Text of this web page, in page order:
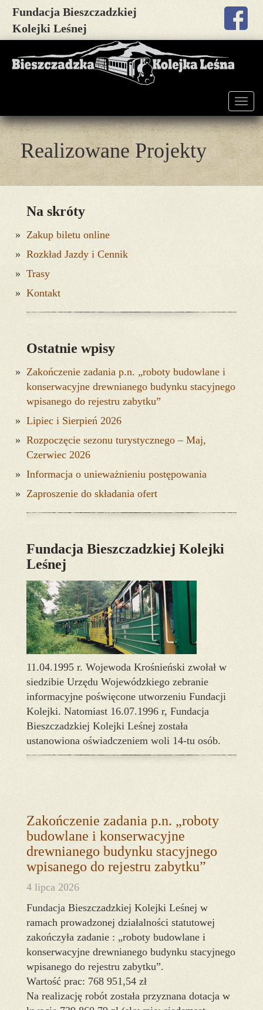
Fundacja Bieszczadzkiej
Kolejki Leśnej
Realizowane Projekty
Na skróty
Zakup biletu online
Rozkład Jazdy i Cennik
Trasy
Kontakt
Ostatnie wpisy
Zakończenie zadania p.n. „roboty budowlane i
konserwacyjne drewnianego budynku stacyjnego
wpisanego do rejestru zabytku”
Lipiec i Sierpień 2026
Rozpoczęcie sezonu turystycznego – Maj,
Czerwiec 2026
Informacja o unieważnieniu postępowania
Zaproszenie do składania ofert
Fundacja Bieszczadzkiej Kolejki
Leśnej
11.04.1995 r. Wojewoda Krośnieński zwołał w
siedzibie Urzędu Wojewódzkiego zebranie
informacyjne poświęcone utworzeniu Fundacji
Kolejki. Natomiast 16.07.1996 r, Fundacja
Bieszczadzkiej Kolejki Leśnej została
ustanowiona oświadczeniem woli 14-tu osób.
Zakończenie zadania p.n. „roboty
budowlane i konserwacyjne
drewnianego budynku stacyjnego
wpisanego do rejestru zabytku”
4 lipca 2026
Fundacja Bieszczadzkiej Kolejki Leśnej w
ramach prowadzonej działalności statutowej
zakończyła zadanie : „roboty budowlane i
konserwacyjne drewnianego budynku stacyjnego
wpisanego do rejestru zabytku”.
Wartość prac: 768 951,54 zł
Na realizację robót została przyznana dotacja w